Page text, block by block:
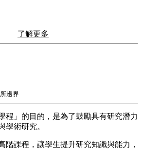
了解更多
邊界
程」的目的，是為了鼓勵具有研究潛力
學術研究。
階課程，讓學生提升研究知識與能力，